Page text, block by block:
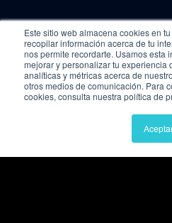
Este sitio web almacena cookies en
recopilar información acerca de tu
nos permite recordarte. Usamos esta
mejorar y personalizar tu experiencia
analíticas y métricas acerca de
otros medios de comunicación. Para
cookies, consulta nuestra política de